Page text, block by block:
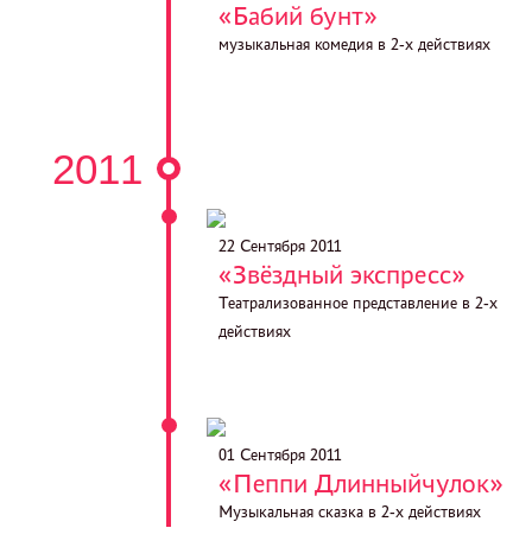
«Бабий бунт»
музыкальная комедия в 2-х действиях
2011
22 Сентября 2011
«Звёздный экспресс»
Театрализованное представление в 2-х
действиях
01 Сентября 2011
«Пеппи Длинныйчулок»
Музыкальная сказка в 2-х действиях